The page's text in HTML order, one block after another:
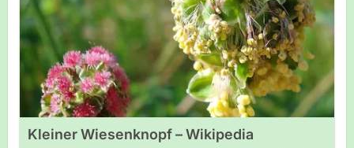
Kleiner Wiesenknopf – Wikipedia